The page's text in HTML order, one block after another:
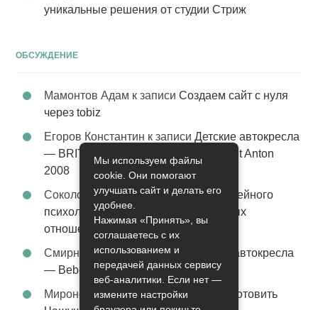
уникальные решения от студии Стриж
ОБСУЖДЕНИЕ
Мамонтов Адам к записиСоздаем сайт с нуля
через tobiz
Егоров Константин к записиДетские автокресла
— BRITAX Evolva 1-2-3 (1-2-3) цвет St Anton
2008
Соколова Эльзак записиУслуги семейного
психолога – стабильность в семейных
отношениях
Смирнова Грацияк записи
Детские автокресла
— Bebe Confort Moby цвет Orange
Миронов Никифорк записи
Как приготовить
Мы используем файлы
cookie. Они помогают
улучшать сайт и делать его
удобнее.
Нажимая «Принять», вы
соглашаетесь с их
использованием и
передачей данных сервису
веб-аналитики. Если нет —
измените настройки